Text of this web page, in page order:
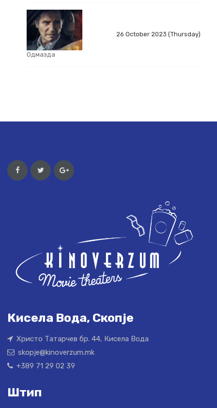
Одмазда
26 October 2023 (Thursday)
Кисела Вода, Скопје
Христо Татарчев бр. 44, Кисела Вода
skopje@kinoverzum.mk
+389 71 29 02 39
Штип